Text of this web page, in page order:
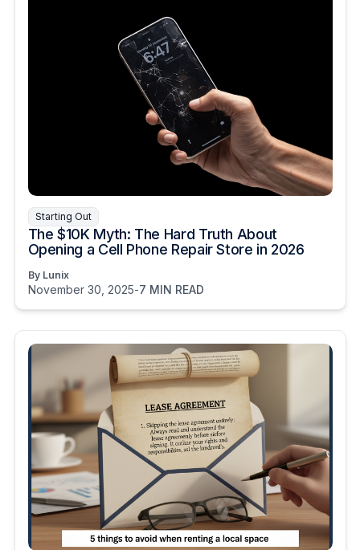
Starting Out
The $10K Myth: The Hard Truth About
Opening a Cell Phone Repair Store in 2026
By Lunix
November 30, 2025-7 MIN READ